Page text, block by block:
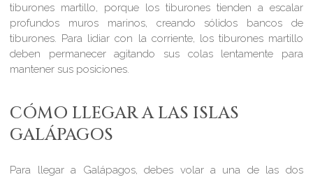
tiburones martillo, porque los tiburones tienden a escalar
profundos muros marinos, creando sólidos bancos de
tiburones. Para lidiar con la corriente, los tiburones martillo
deben permanecer agitando sus colas lentamente para
mantener sus posiciones.
CÓMO LLEGAR A LAS ISLAS
GALÁPAGOS
Para llegar a Galápagos, debes volar a una de las dos